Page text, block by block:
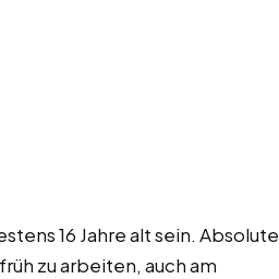
16 Jahre alt sein. Absolute
zu arbeiten, auch am